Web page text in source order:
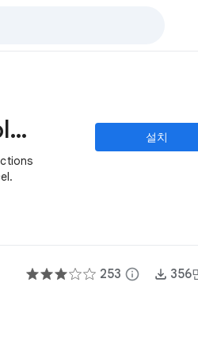
XLMiner Analysis ToolPak 설치
253 info 356